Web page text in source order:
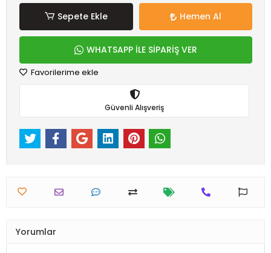
Sepete Ekle Hemen Al
WHATSAPP İLE SİPARİŞ VER
Favorilerime ekle
Güvenli Alışveriş
Yorumlar